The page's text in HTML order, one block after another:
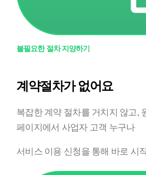
불필요한 절차 지양하기
계약절차가 없어요
복잡한 계약 절차를 거치지 않고,
페이지에서 사업자 고객 누구나
서비스 이용 신청을 통해 바로 시